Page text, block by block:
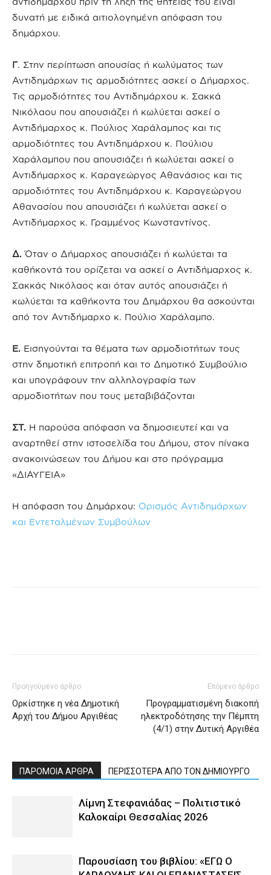
δυνατή με ειδικά αιτιολογημένη απόφαση του
δημάρχου.
Γ. Στην περίπτωση απουσίας ή κωλύματος των
Αντιδημάρχων τις αρμοδιότητες ασκεί ο Δήμαρχος.
Τις αρμοδιότητες του Αντιδημάρχου κ. Σακκά
Νικόλαου που απουσιάζει ή κωλύεται ασκεί ο
Αντιδήμαρχος κ. Πούλιος Χαράλαμπος και τις
αρμοδιότητες του Αντιδημάρχου κ. Πούλιου
Χαράλαμπου που απουσιάζει ή κωλύεται ασκεί ο
Αντιδήμαρχος κ. Καραγεώργος Αθανάσιος και τις
αρμοδιότητες του Αντιδημάρχου κ. Καραγεώργου
Αθανασίου που απουσιάζει ή κωλύεται ασκεί ο
Αντιδήμαρχος κ. Γραμμένος Κωνσταντίνος.
Δ.Όταν ο Δήμαρχος απουσιάζει ή κωλύεται τα
καθήκοντά του ορίζεται να ασκεί ο Αντιδήμαρχος κ.
Σακκάς Νικόλαος και όταν αυτός απουσιάζει ή
κωλύεται τα καθήκοντα του Δημάρχου θα ασκούνται
από τον Αντιδήμαρχο κ. Πούλιο Χαράλαμπο.
Ε. Εισηγούνται τα θέματα των αρμοδιοτήτων τους
στην δημοτική επιτροπή και το Δημοτικό Συμβούλιο
και υπογράφουν την αλληλογραφία των
αρμοδιοτήτων που τους μεταβιβάζονται
ΣΤ. Η παρούσα απόφαση να δημοσιευτεί και να
αναρτηθεί στην ιστοσελίδα του Δήμου, στον πίνακα
ανακοινώσεων του Δήμου και στο πρόγραμμα
«ΔΙΑΥΓΕΙΑ»
Η απόφαση του Δημάρχου: Ορισμός Αντιδημάρχων
και Εντεταλμένων Συμβούλων
Προηγούμενο άρθρο
Ορκίστηκε η νέα Δημοτική
Αρχή του Δήμου Αργιθέας
Επόμενο άρθρο
Προγραμματισμένη διακοπή
ηλεκτροδότησης την Πέμπτη
(4/1) στην Δυτική Αργιθέα
ΠΑΡΟΜΟΙΑ ΑΡΘΡΑ ΠΕΡΙΣΣΟΤΕΡΑ ΑΠΟ ΤΟΝ ΔΗΜΙΟΥΡΓΟ
Λίμνη Στεφανιάδας – Πολιτιστικό
Καλοκαίρι Θεσσαλίας 2026
Παρουσίαση του βιβλίου: «ΕΓΩ Ο